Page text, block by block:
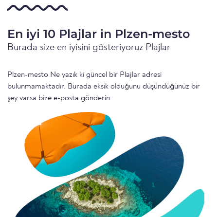
En iyi 10 Plajlar in Plzen-mesto
Burada size en iyisini gösteriyoruz Plajlar
Plzen-mesto Ne yazık ki güncel bir Plajlar adresi
bulunmamaktadır. Burada eksik olduğunu düşündüğünüz bir
şey varsa bize e-posta gönderin.